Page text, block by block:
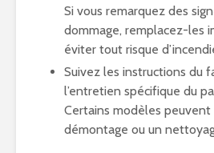
Si vous remarquez des
dommage, remplacez-les
éviter tout risque
Suivez les instructions du
l’entretien spécifique du
Certains modèles peuvent
démontage ou un